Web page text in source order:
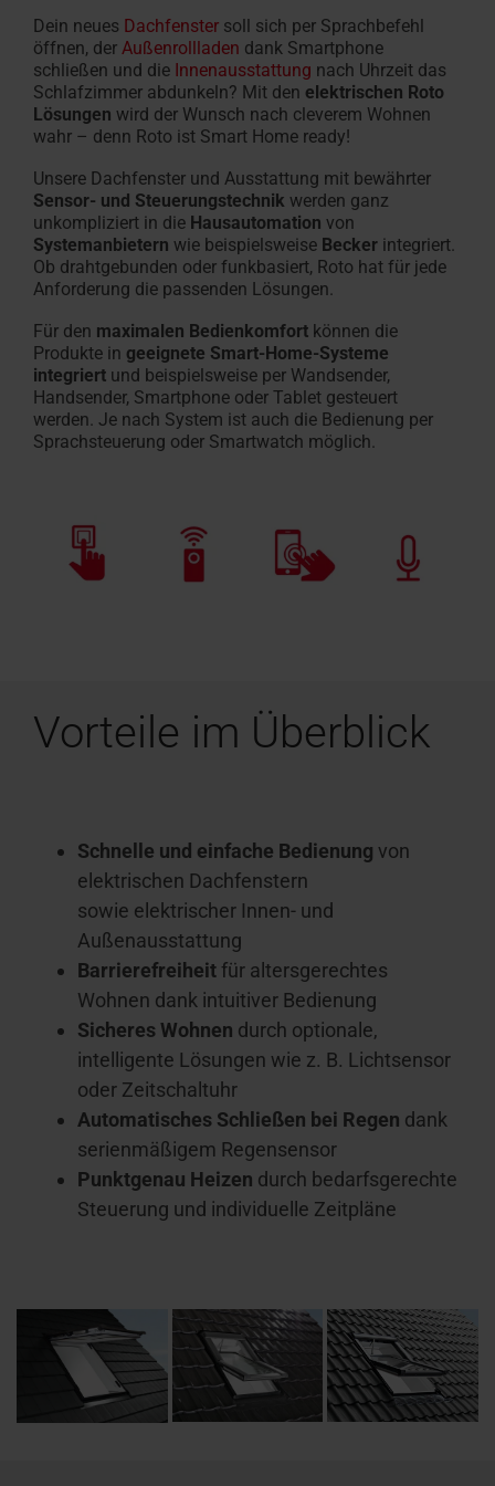
Dein neues Dachfenster soll sich per Sprachbefehl
öffnen, der Außenrollladen dank Smartphone
schließen und die Innenausstattung nach Uhrzeit das
Schlafzimmer abdunkeln? Mit den elektrischen Roto
Lösungen wird der Wunsch nach cleverem Wohnen
wahr – denn Roto ist Smart Home ready!
Unsere Dachfenster und Ausstattung mit bewährter
Sensor- und Steuerungstechnik werden ganz
unkompliziert in die Hausautomation von
Systemanbietern wie beispielsweise Becker integriert.
Ob drahtgebunden oder funkbasiert, Roto hat für jede
Anforderung die passenden Lösungen.
Für den maximalen Bedienkomfort können die
Produkte in geeignete Smart-Home-Systeme
integriert und beispielsweise per Wandsender,
Handsender, Smartphone oder Tablet gesteuert
werden. Je nach System ist auch die Bedienung per
Sprachsteuerung oder Smartwatch möglich.
Vorteile im Überblick
Schnelle und einfache Bedienung von
elektrischen Dachfenstern
sowie elektrischer Innen- und
Außenausstattung
Barrierefreiheit für altersgerechtes
Wohnen dank intuitiver Bedienung
Sicheres Wohnen durch optionale,
intelligente Lösungen wie z. B. Lichtsensor
oder Zeitschaltuhr
Automatisches Schließen bei Regen dank
serienmäßigem Regensensor
Punktgenau Heizen durch bedarfsgerechte
Steuerung und individuelle Zeitpläne